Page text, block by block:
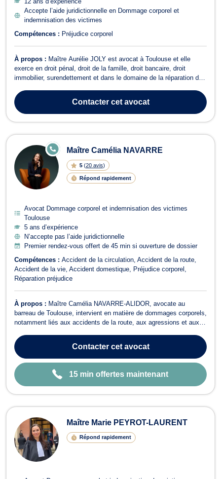
Accepte l’aide juridictionnelle en Dommage corporel et
indemnisation des victimes
Compétences : Préjudice corporel
À propos : Maître Aurélie JOLY est avocat à Toulouse et elle
exerce en droit pénal, droit de la famille, droit bancaire, droit
immobilier, surendettement et dans le domaine de la réparation du
toutes infractions, contraventionnelles, délictuelles ou criminelles
dans le cadr...
Contactercet avocat
Maître Camélia NAVARRE
5 (20 avis)
Répond rapidement
E
N
E
Avocat Dommage corporel et indemnisation des victimes
Toulouse
5 ans d’expérience
N’accepte pas l’aide juridictionnelle
Premier rendez-vous offert de 45 min si ouverture de dossier
Compétences : Accident de la circulation Accident de la route
Accident de la vie Accident domestique
Préjudice corporel
Réparation préjudice
À propos : Maître Camélia NAVARRE-ALIDOR, avocate au
barreau de Toulouse, intervient en matière de dommages corporels,
notamment liés aux accidents de la route, aux agressions et aux
NAVARRE-ALIDOR vous accompagne également dans vos
problématiques en lien avec le droit de ...
Contactercet avocat
15 min offertes maintenant
Maître Marie PEYROT-LAURENT
Répond rapidement